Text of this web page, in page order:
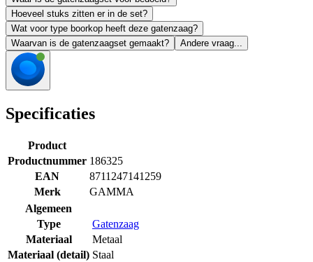
Hoeveel stuks zitten er in de set?
Wat voor type boorkop heeft deze gatenzaag?
Waarvan is de gatenzaagset gemaakt?
Andere vraag...
Specificaties
Product
Productnummer 186325
EAN
8711247141259
Merk
GAMMA
Algemeen
Type
Gatenzaag
Materiaal
Metaal
Materiaal (detail) Staal